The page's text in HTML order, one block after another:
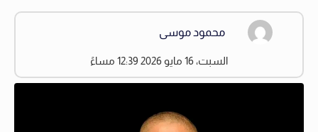
محمود موسى
السبت، 16 مايو 2026 12:39 مساءً